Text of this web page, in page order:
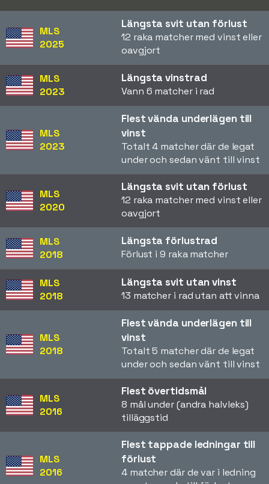
MLS
2025
Längsta svit utan förlust
12 raka matcher med vinst eller
oavgjort
MLS
2023
Längsta vinstrad
Vann 6 matcher i rad
MLS
2023
Flest vända underlägen till
vinst
Totalt 4 matcher där de legat
under och sedan vänt till vinst
MLS
2020
Längsta svit utan förlust
12 raka matcher med vinst eller
oavgjort
MLS
2018
Längsta förlustrad
Förlust i 9 raka matcher
MLS
2018
Längsta svit utan vinst
13 matcher i rad utan att vinna
MLS
2018
Flest vända underlägen till
vinst
Totalt 5 matcher där de legat
under och sedan vänt till vinst
MLS
2016
Flest övertidsmål
8 mål under (andra halvleks)
tilläggstid
MLS
2016
Flest tappade ledningar till
förlust
4 matcher där de var i ledning